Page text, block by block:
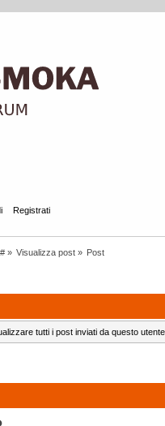
Registrati
» Visualizza post» Post
tutti i post inviati da questo